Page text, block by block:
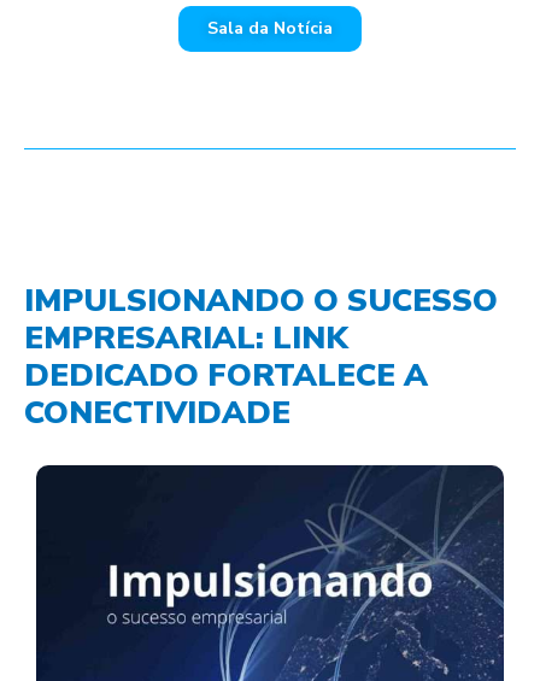
Sala da Notícia
IMPULSIONANDO O SUCESSO
EMPRESARIAL: LINK
DEDICADO FORTALECE A
CONECTIVIDADE